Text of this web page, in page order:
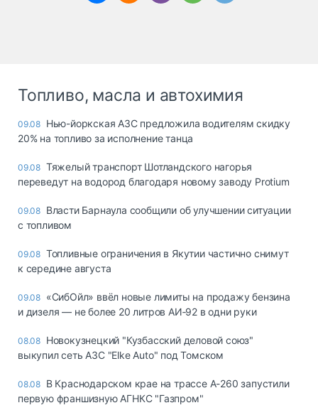
Топливо, масла и автохимия
09.08 Нью-йоркская АЗС предложила водителям скидку
20% на топливо за исполнение танца
09.08 Тяжелый транспорт Шотландского нагорья
переведут на водород благодаря новому заводу Protium
09.08 Власти Барнаула сообщили об улучшении ситуации
с топливом
09.08 Топливные ограничения в Якутии частично снимут
к середине августа
09.08 «СибОйл» ввёл новые лимиты на продажу бензина
и дизеля — не более 20 литров АИ‑92 в одни руки
08.08 Новокузнецкий "Кузбасский деловой союз"
выкупил сеть АЗС "Elke Auto" под Томском
08.08 В Краснодарском крае на трассе А-260 запустили
первую франшизную АГНКС "Газпром"